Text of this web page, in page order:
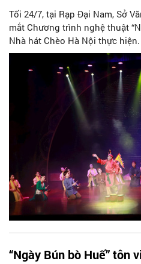
Tối 24/7, tại Rạp Đại Nam, Sở
mắt Chương trình nghệ thuật
Nhà hát Chèo Hà Nội thực hiện.
“Ngày Bún bò Huế” tôn